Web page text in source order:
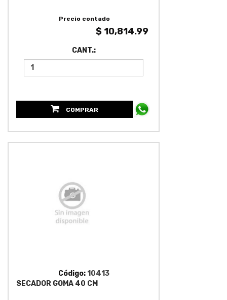
Precio contado
$ 10,814.99
CANT.:
COMPRAR
Código:10413
SECADOR GOMA 40 CM